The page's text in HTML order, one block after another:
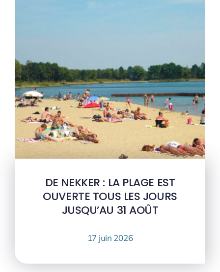
DE NEKKER : LA PLAGE EST
OUVERTE TOUS LES JOURS
JUSQU’AU 31 AOÛT
17 juin 2026